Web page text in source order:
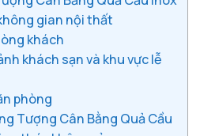
gian nội thất
khách
khách sạn và khu vực lễ
phòng
Tượng Cân Bằng Quả Cầu